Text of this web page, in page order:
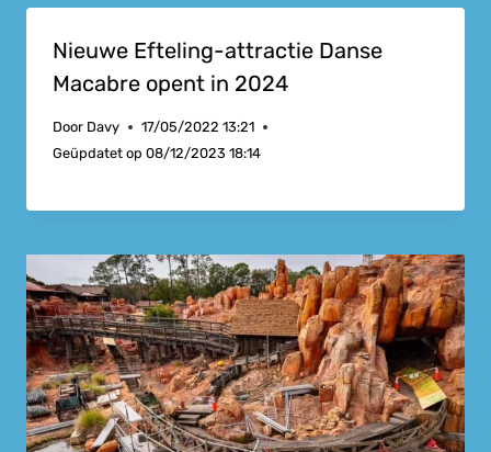
Nieuwe Efteling-attractie Danse
Macabre opent in 2024
Door Davy
17/05/2022 13:21
Geüpdatet op 08/12/2023 18:14